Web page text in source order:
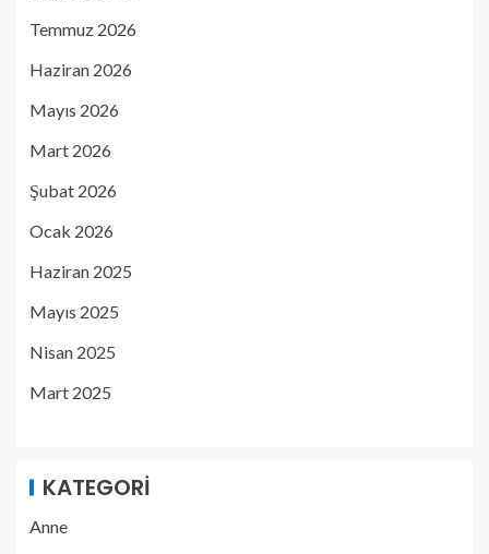
Temmuz 2026
Haziran 2026
Mayıs 2026
Mart 2026
Şubat 2026
Ocak 2026
Haziran 2025
Mayıs 2025
Nisan 2025
Mart 2025
KATEGORI
Anne